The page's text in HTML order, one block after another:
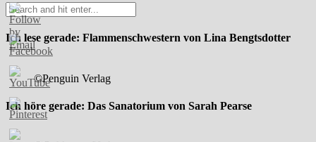
Ich lese gerade: Flammenschwestern von Lina Bengtsdotter
©Penguin Verlag
Ich höre gerade: Das Sanatorium von Sarah Pearse